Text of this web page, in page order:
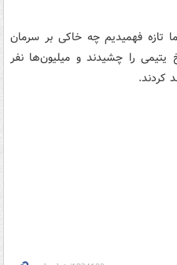
تازه فهمیدیم چه خاکی بر سرمان
را چشیدند و میلیون‌ها نفر
کردند.